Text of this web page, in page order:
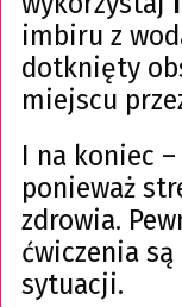
imbiru z
dotknięty
miejscu
I na koniec
ponieważ
zdrowia.
ćwiczenia
sytuacji.